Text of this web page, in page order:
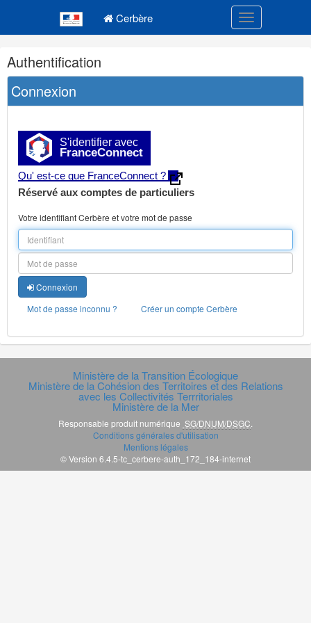
Cerbère Toggle
Navigation
et
outils
annexes
Authentification
Connexion
S'identifier avec
FranceConnect
Qu' est-ce que FranceConnect ?
Réservé aux comptes de particuliers
Votre identifiant Cerbère et votre mot de passe
Connexion
Mot de passe inconnu ?
Créer un compte Cerbère
Ministère de la Transition Écologique
Ministère de la Cohésion des Territoires et des Relations
avec les Collectivités Terrritoriales
Ministère de la Mer
Responsable produit numérique SG/DNUM/DSGC.
Conditions générales d'utilisation
Mentions légales
© Version 6.4.5-tc_cerbere-auth_172_184-internet